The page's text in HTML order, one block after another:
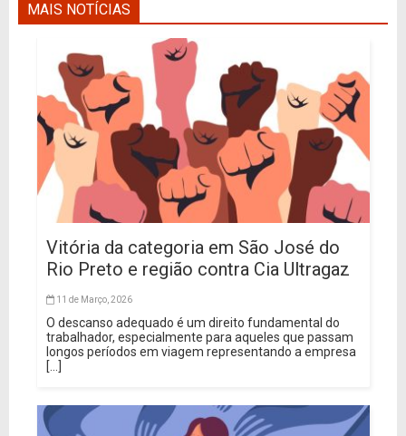
MAIS NOTÍCIAS
Vitória da categoria em São José do
Rio Preto e região contra Cia Ultragaz
11 de Março, 2026
O descanso adequado é um direito fundamental do
trabalhador, especialmente para aqueles que passam
longos períodos em viagem representando a empresa
[...]